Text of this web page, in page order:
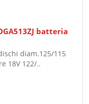
batteria
diam.125/115
18V 122/..